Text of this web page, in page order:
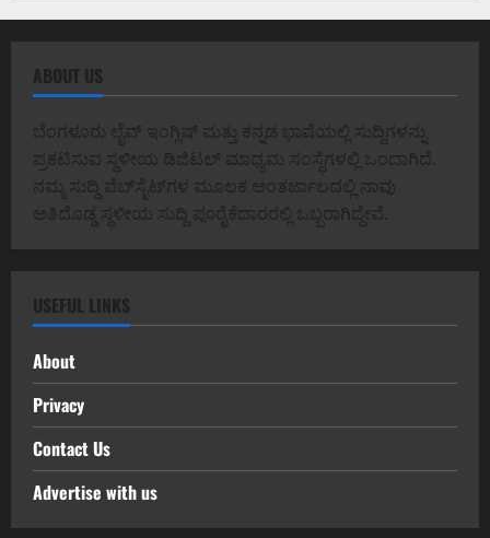
ABOUT US
ಬೆಂಗಳೂರು ಲೈವ್ ಇಂಗ್ಲಿಷ್ ಮತ್ತು ಕನ್ನಡ ಭಾಷೆಯಲ್ಲಿ ಸುದ್ದಿಗಳನ್ನು
ಪ್ರಕಟಿಸುವ ಸ್ಥಳೀಯ ಡಿಜಿಟಲ್ ಮಾಧ್ಯಮ ಸಂಸ್ಥೆಗಳಲ್ಲಿ ಒಂದಾಗಿದೆ.
ನಮ್ಮ ಸುದ್ದಿ ವೆಬ್‌ಸೈಟ್‌ಗಳ ಮೂಲಕ ಅಂತರ್ಜಾಲದಲ್ಲಿ ನಾವು
ಅತಿದೊಡ್ಡ ಸ್ಥಳೀಯ ಸುದ್ದಿ ಪೂರೈಕೆದಾರರಲ್ಲಿ ಒಬ್ಬರಾಗಿದ್ದೇವೆ.
USEFUL LINKS
About
Privacy
Contact Us
Advertise with us